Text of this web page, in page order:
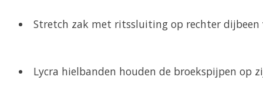
Stretch zak met ritssluiting op rechter dijbeen
Lycra hielbanden houden de broekspijpen op